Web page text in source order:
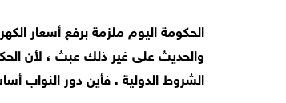
الحكومة اليوم ملزمة برفع أسعار
والحديث على غير ذلك عبث ، لأن
الشروط الدولية . فأين دور النواب